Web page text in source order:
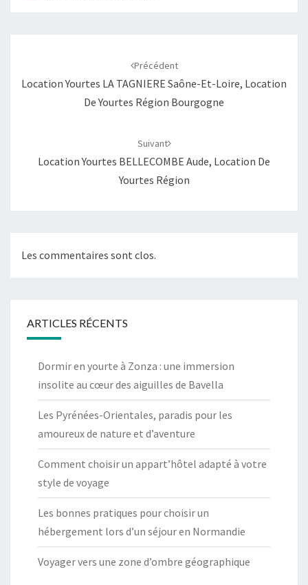
Précédent
Location Yourtes LA TAGNIERE Saône-Et-Loire, Location
De Yourtes Région Bourgogne
Suivant
Location Yourtes BELLECOMBE Aude, Location De
Yourtes Région
Les commentaires sont clos.
ARTICLES RÉCENTS
Dormir en yourte à Zonza : une immersion
insolite au cœur des aiguilles de Bavella
Les Pyrénées-Orientales, paradis pour les
amoureux de nature et d’aventure
Comment choisir un appart’hôtel adapté à votre
style de voyage
Les bonnes pratiques pour choisir un
hébergement lors d’un séjour en Normandie
Voyager vers une zone d’ombre géographique